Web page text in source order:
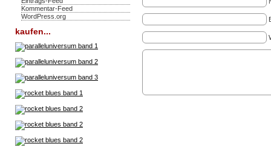
Kommentar-Feed
WordPress.org
kaufen...